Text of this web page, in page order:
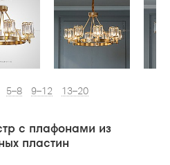
5–8 9–12 13–20
с плафонами из
пластин